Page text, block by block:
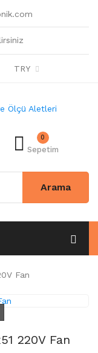
TRY
0
Sepetim
Arama
Fan
220V Fan